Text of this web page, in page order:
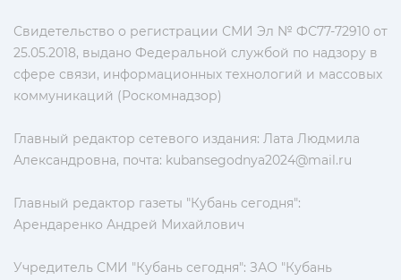
Свидетельство о регистрации СМИ Эл № ФС77-72910 от
25.05.2018, выдано Федеральной службой по надзору в
сфере связи, информационных технологий и массовых
коммуникаций (Роскомнадзор)
Главный редактор сетевого издания: Лата Людмила
Александровна, почта: kubansegodnya2024@mail.ru
Главный редактор газеты "Кубань сегодня":
Арендаренко Андрей Михайлович
Учредитель СМИ "Кубань сегодня": ЗАО "Кубань